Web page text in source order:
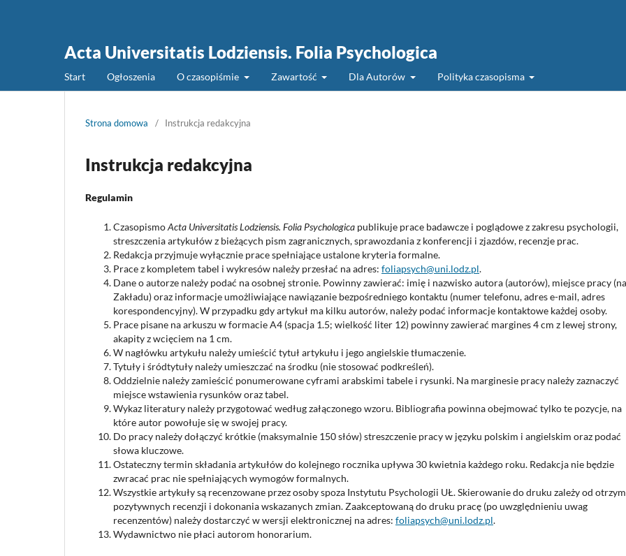
Acta Universitatis Lodziensis. Folia Psychologica
Start Ogłoszenia O czasopiśmie Zawartość Dla Autorów Polityka czasopisma
Strona domowa / Instrukcja redakcyjna
Instrukcja redakcyjna
Regulamin
CzasopismoActa Universitatis Lodziensis. Folia Psychologica publikuje prace badawcze i poglądowe z zakresu psychologii,
streszczenia artykułów z bieżących pism zagranicznych, sprawozdania z konferencji i zjazdów, recenzje prac.
Redakcja przyjmuje wyłącznie prace spełniające ustalone kryteria formalne.
Prace z kompletem tabel i wykresów należy przesłać na adres: foliapsych@uni.lodz.pl.
Dane o autorze należy podać na osobnej stronie. Powinny zawierać: imię i nazwisko autora (autorów), miejsce pracy
Zakładu) oraz informacje umożliwiające nawiązanie bezpośredniego kontaktu (numer telefonu, adres e-mail, adres
korespondencyjny). W przypadku gdy artykuł ma kilku autorów, należy podać informacje kontaktowe każdej osoby.
Prace pisane na arkuszu w formacie A4 (spacja 1.5; wielkość liter 12) powinny zawierać margines 4 cm z lewej strony,
akapity z wcięciem na 1 cm.
W nagłówku artykułu należy umieścić tytuł artykułu i jego angielskie tłumaczenie.
Tytuły i śródtytuły należy umieszczać na środku (nie stosować podkreśleń).
Oddzielnie należy zamieścić ponumerowane cyframi arabskimi tabele i rysunki. Na marginesie pracy należy zaznaczyć
miejsce wstawienia rysunków oraz tabel.
Wykaz literatury należy przygotować według załączonego wzoru. Bibliografia powinna obejmować tylko te pozycje, na
które autor powołuje się w swojej pracy.
Do pracy należy dołączyć krótkie (maksymalnie 150 słów) streszczenie pracy w języku polskim i angielskim oraz podać
słowa kluczowe.
Ostateczny termin składania artykułów do kolejnego rocznika upływa 30 kwietnia każdego roku. Redakcja nie będzie
zwracać prac nie spełniających wymogów formalnych.
Wszystkie artykuły są recenzowane przez osoby spoza Instytutu Psychologii UŁ. Skierowanie do druku zależy od
pozytywnych recenzji i dokonania wskazanych zmian. Zaakceptowaną do druku pracę (po uwzględnieniu uwag
recenzentów) należy dostarczyć w wersji elektronicznej na adres: foliapsych@uni.lodz.pl.
Wydawnictwo nie płaci autorom honorarium.